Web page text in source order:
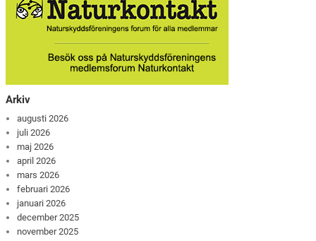
Arkiv
augusti 2026
juli 2026
maj 2026
april 2026
mars 2026
februari 2026
januari 2026
december 2025
november 2025